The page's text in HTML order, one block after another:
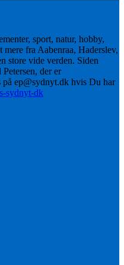
sport, natur, hobby,
mere fra Aabenraa, Haderslev,
store vide verden. Siden
der er
på ep@sydnyt.dk hvis Du har
sydnyt-dk